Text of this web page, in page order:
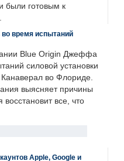
были готовым к
во время испытаний
Blue Origin Джеффа
силовой установки
во Флориде.
выясняет причины
все, что
Apple, Google и